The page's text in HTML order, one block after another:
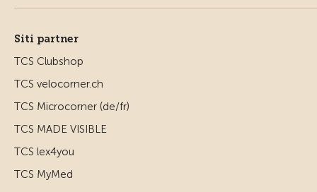
Siti partner
TCS Clubshop
TCS velocorner.ch
TCS Microcorner (de/fr)
TCS MADE VISIBLE
TCS lex4you
TCS MyMed